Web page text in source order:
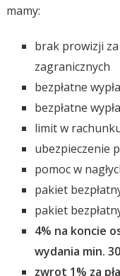
mamy:
brak prowizji
zagranicznych
bezpłatne
bezpłatne
limit w
ubezpieczenie
pomoc w
pakiet
pakiet
4% na koncie
wydania min.
zwrot 1% za